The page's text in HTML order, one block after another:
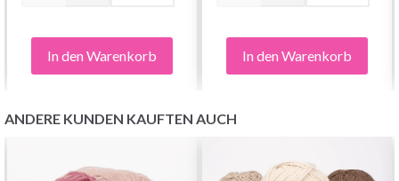
In den Warenkorb In den Warenkorb
ANDERE KUNDEN KAUFTEN AUCH